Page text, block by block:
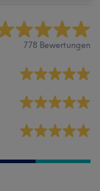
778 Bewertungen